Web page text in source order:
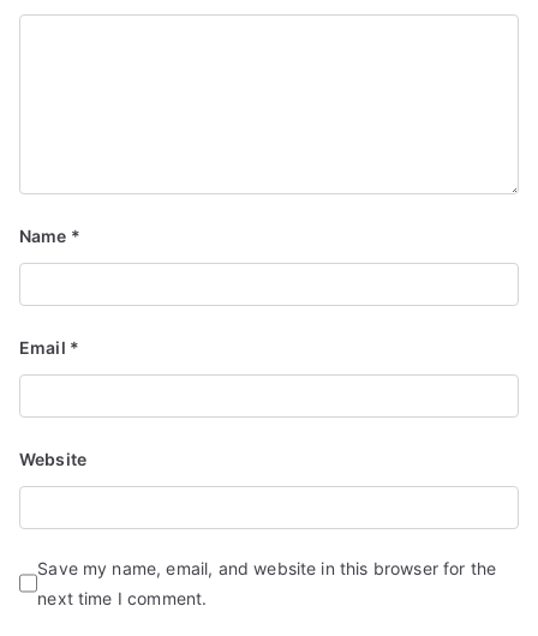
Name *
Email *
Website
Save my name, email, and website in this browser for the
next time I comment.